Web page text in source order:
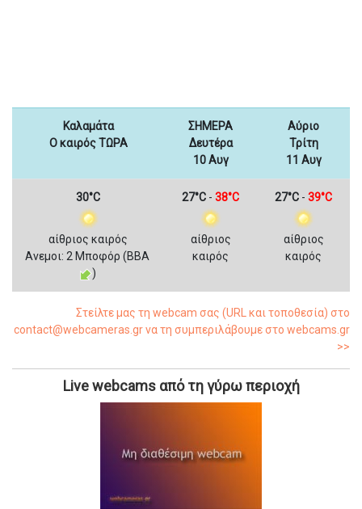
Καλαμάτα
Ο καιρός ΤΩΡΑ
ΣΗΜΕΡΑ
Δευτέρα
10 Αυγ
Αύριο
Τρίτη
11 Αυγ
30°C
αίθριος καιρός
Ανεμοι: 2 Μποφόρ (ΒΒΑ
)
27°C - 38°C
αίθριος
καιρός
27°C - 39°C
αίθριος
καιρός
Στείλτε μας τη webcam σας (URL και τοποθεσία) στο
contact@webcameras.gr να τη συμπεριλάβουμε στο webcams.gr
>>
Live webcams από τη γύρω περιοχή